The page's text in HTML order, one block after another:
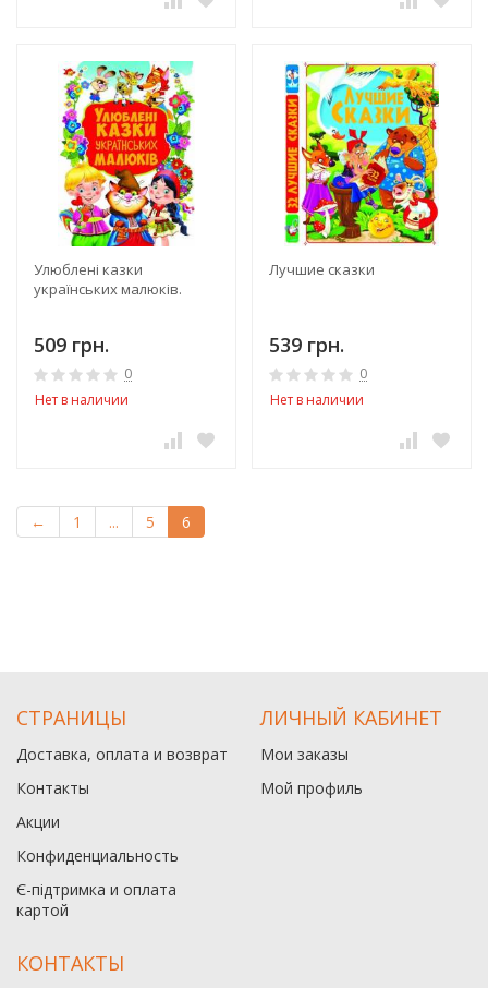
Улюблені казки
українських малюків.
509 грн.
0
Нет в наличии
Лучшие сказки
539 грн.
0
Нет в наличии
← 1 ... 5 6
СТРАНИЦЫ
Доставка, оплата и возврат
Контакты
Акции
Конфиденциальность
Є-підтримка и оплата
картой
ЛИЧНЫЙ КАБИНЕТ
Мои заказы
Мой профиль
КОНТАКТЫ